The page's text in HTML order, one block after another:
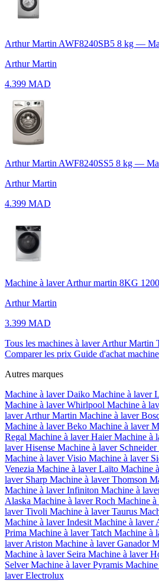
Arthur Martin AWF8240SB5 8 kg —
Arthur Martin
4.399 MAD
Arthur Martin AWF8240SS5 8 kg —
Arthur Martin
4.399 MAD
Machine à laver Arthur martin 8KG
Arthur Martin
3.399 MAD
Tous les machines à laver Arthur Martin
Comparer les prix Guide d'achat
Autres marques
Machine à laver Daiko Machine à laver
Machine à laver Whirlpool Machine à
laver Arthur Martin Machine à laver
Machine à laver Beko Machine à laver
Regal Machine à laver HaierMachine à
laver Hisense Machine à laver Schneider
Machine à laver Visio Machine à laver
Venezia Machine à laver Laïto Machine
laver Sharp Machine à laver Thomson
Machine à laver Infiniton Machine à
Alaska Machine à laver Roch Machine à
laver Tivoli Machine à laver Taurus
Machine à laver Indesit Machine à laver
Prima Machine à laver Tatch Machine à
laver Ariston Machine à laver Ganador
Machine à laver Seira Machine à laver
SelverMachine à laver Pyramis
laver Electrolux